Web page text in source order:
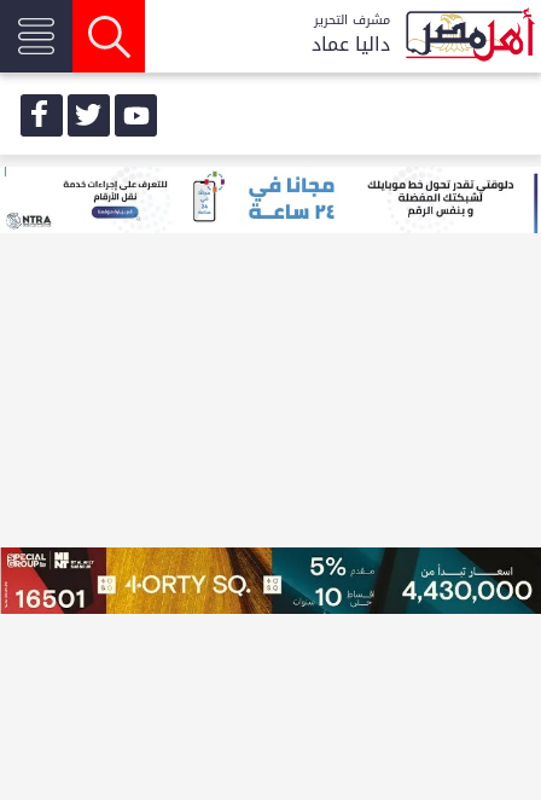
مشرف التحرير
داليا عماد